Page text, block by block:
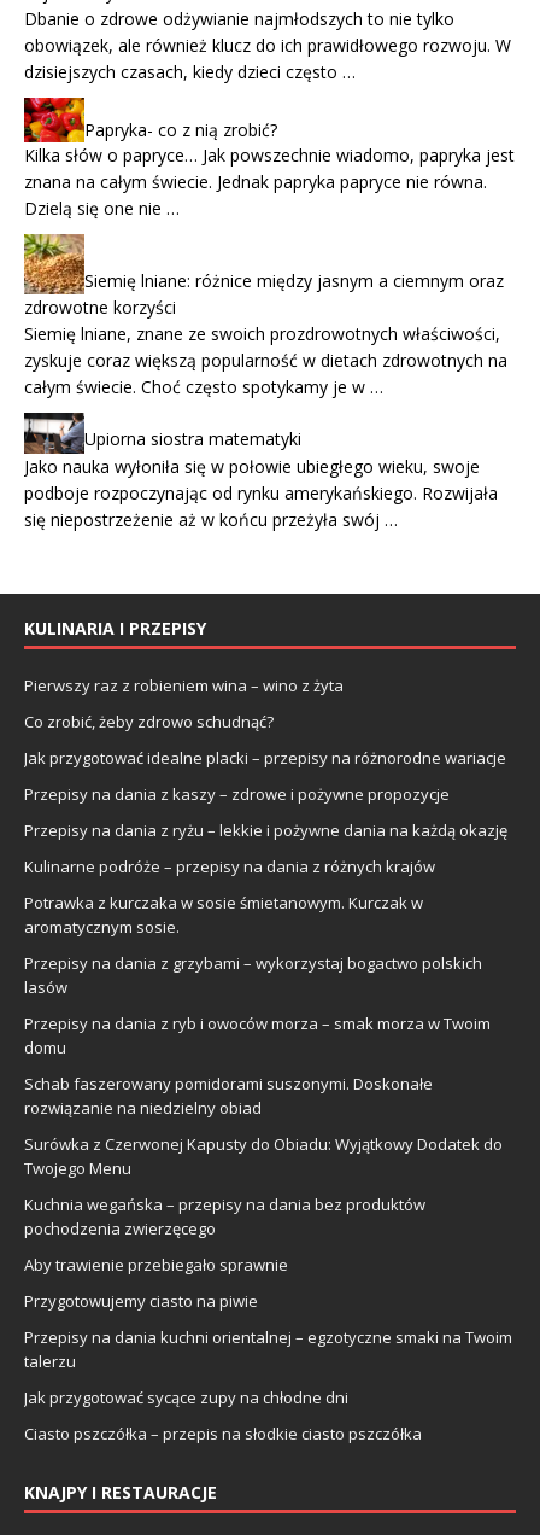
Dbanie o zdrowe odżywianie najmłodszych to nie tylko
obowiązek, ale również klucz do ich prawidłowego rozwoju. W
dzisiejszych czasach, kiedy dzieci często …
Papryka- co z nią zrobić?
Kilka słów o papryce… Jak powszechnie wiadomo, papryka jest
znana na całym świecie. Jednak papryka papryce nie równa.
Dzielą się one nie …
Siemię lniane: różnice między jasnym a ciemnym oraz
zdrowotne korzyści
Siemię lniane, znane ze swoich prozdrowotnych właściwości,
zyskuje coraz większą popularność w dietach zdrowotnych na
całym świecie. Choć często spotykamy je w …
Upiorna siostra matematyki
Jako nauka wyłoniła się w połowie ubiegłego wieku, swoje
podboje rozpoczynając od rynku amerykańskiego. Rozwijała
się niepostrzeżenie aż w końcu przeżyła swój …
KULINARIA I PRZEPISY
Pierwszy raz z robieniem wina – wino z żyta
Co zrobić, żeby zdrowo schudnąć?
Jak przygotować idealne placki – przepisy na różnorodne wariacje
Przepisy na dania z kaszy – zdrowe i pożywne propozycje
Przepisy na dania z ryżu – lekkie i pożywne dania na każdą okazję
Kulinarne podróże – przepisy na dania z różnych krajów
Potrawka z kurczaka w sosie śmietanowym. Kurczak w
aromatycznym sosie.
Przepisy na dania z grzybami – wykorzystaj bogactwo polskich
lasów
Przepisy na dania z ryb i owoców morza – smak morza w Twoim
domu
Schab faszerowany pomidorami suszonymi. Doskonałe
rozwiązanie na niedzielny obiad
Surówka z Czerwonej Kapusty do Obiadu: Wyjątkowy Dodatek do
Twojego Menu
Kuchnia wegańska – przepisy na dania bez produktów
pochodzenia zwierzęcego
Aby trawienie przebiegało sprawnie
Przygotowujemy ciasto na piwie
Przepisy na dania kuchni orientalnej – egzotyczne smaki na Twoim
talerzu
Jak przygotować sycące zupy na chłodne dni
Ciasto pszczółka – przepis na słodkie ciasto pszczółka
KNAJPY I RESTAURACJE